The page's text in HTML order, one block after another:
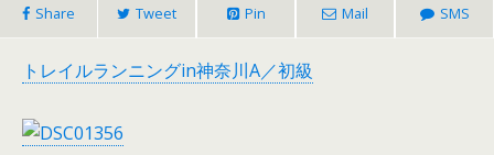
Share Tweet Pin Mail SMS
トレイルランニングin神奈川A／初級